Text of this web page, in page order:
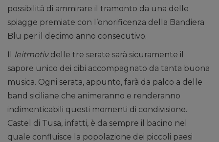
possibilità di ammirare il tramonto da una delle
spiagge premiate con l’onorificenza della Bandiera
Blu per il decimo anno consecutivo.
Il leitmotivdelle tre serate sarà sicuramente il
sapore unico dei cibi accompagnato da tanta buona
musica. Ogni serata, appunto, farà da palco a delle
band siciliane che animeranno e renderanno
indimenticabili questi momenti di condivisione.
Castel di Tusa, infatti, è da sempre il bacino nel
quale confluisce la popolazione dei piccoli paesi